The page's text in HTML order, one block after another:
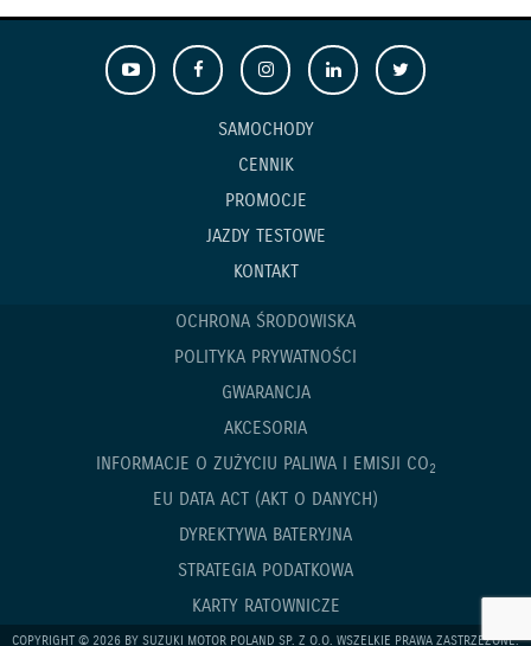
SAMOCHODY
CENNIK
PROMOCJE
JAZDY TESTOWE
KONTAKT
OCHRONA ŚRODOWISKA
POLITYKA PRYWATNOŚCI
GWARANCJA
AKCESORIA
INFORMACJE O ZUŻYCIU PALIWA I EMISJI CO2
EU DATA ACT (AKT O DANYCH)
DYREKTYWA BATERYJNA
STRATEGIA PODATKOWA
KARTY RATOWNICZE
COPYRIGHT © 2026 BY SUZUKI MOTOR POLAND SP. Z O.O. WSZELKIE PRAWA ZASTRZEŻONE.